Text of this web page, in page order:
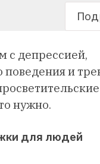
с депрессией,
и
нужно.
для людей